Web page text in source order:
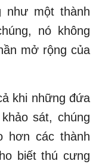
như một thành
nó không
mở rộng của
khi những đứa
sát, chúng
hơn các thành
biết thú cưng